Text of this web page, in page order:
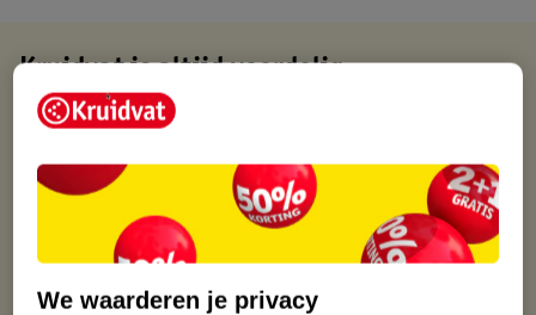
Kruidvat is altijd voordelig
Gratis ophalen in de winkel
Gratis thuisbezorgd vanaf 50.00
Gratis retourneren binnen 30 dagen
Gratis punten met je Kruidvat kaart
We waarderen je privacy